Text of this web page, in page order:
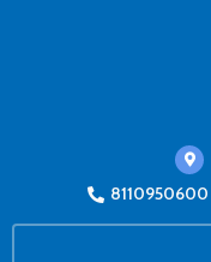
8110950600